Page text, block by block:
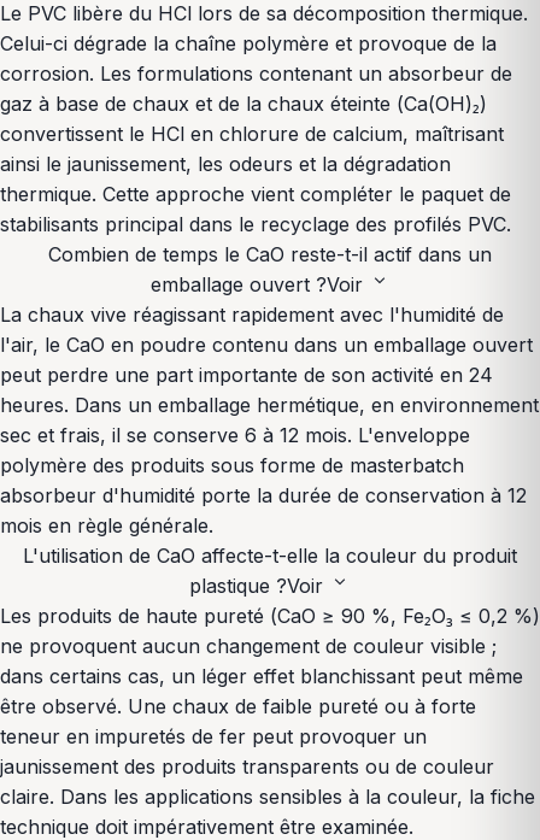
Le PVC libère du HCl lors de sa décomposition thermique.
Celui-ci dégrade la chaîne polymère et provoque de la
corrosion. Les formulations contenant un absorbeur de
gaz à base de chaux et de la chaux éteinte (Ca(OH)₂)
convertissent le HCl en chlorure de calcium, maîtrisant
ainsi le jaunissement, les odeurs et la dégradation
thermique. Cette approche vient compléter le paquet de
stabilisants principal dans le recyclage des profilés PVC.
Combien de temps le CaO reste-t-il actif dans un
emballage ouvert ?Voir expand_more
La chaux vive réagissant rapidement avec l'humidité de
l'air, le CaO en poudre contenu dans un emballage ouvert
peut perdre une part importante de son activité en 24
heures. Dans un emballage hermétique, en environnement
sec et frais, il se conserve 6 à 12 mois. L'enveloppe
polymère des produits sous forme de masterbatch
absorbeur d'humidité porte la durée de conservation à 12
mois en règle générale.
L'utilisation de CaO affecte-t-elle la couleur du produit
plastique ?Voir expand_more
Les produits de haute pureté (CaO ≥ 90 %, Fe₂O₃ ≤ 0,2 %)
ne provoquent aucun changement de couleur visible ;
dans certains cas, un léger effet blanchissant peut même
être observé. Une chaux de faible pureté ou à forte
teneur en impuretés de fer peut provoquer un
jaunissement des produits transparents ou de couleur
claire. Dans les applications sensibles à la couleur, la fiche
technique doit impérativement être examinée.